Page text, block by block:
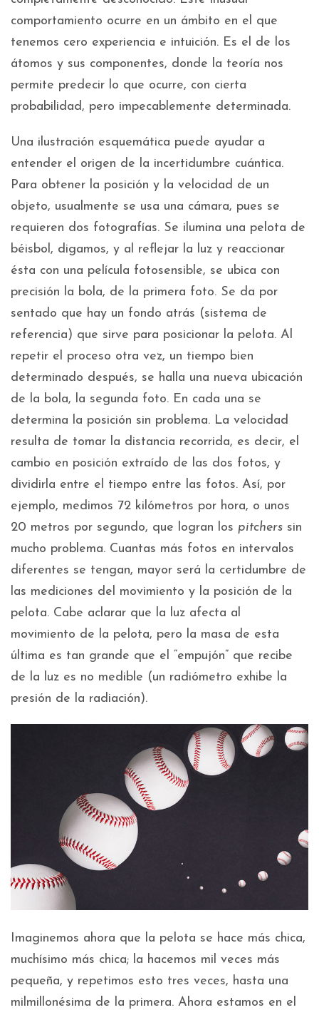
comportamiento ocurre en un ámbito en el que
tenemos cero experiencia e intuición. Es el de los
átomos y sus componentes, donde la teoría nos
permite predecir lo que ocurre, con cierta
probabilidad, pero impecablemente determinada.
Una ilustración esquemática puede ayudar a
entender el origen de la incertidumbre cuántica.
Para obtener la posición y la velocidad de un
objeto, usualmente se usa una cámara, pues se
requieren dos fotografías. Se ilumina una pelota de
béisbol, digamos, y al reflejar la luz y reaccionar
ésta con una película fotosensible, se ubica con
precisión la bola, de la primera foto. Se da por
sentado que hay un fondo atrás (sistema de
referencia) que sirve para posicionar la pelota. Al
repetir el proceso otra vez, un tiempo bien
determinado después, se halla una nueva ubicación
de la bola, la segunda foto. En cada una se
determina la posición sin problema. La velocidad
resulta de tomar la distancia recorrida, es decir, el
cambio en posición extraído de las dos fotos, y
dividirla entre el tiempo entre las fotos. Así, por
ejemplo, medimos 72 kilómetros por hora, o unos
20 metros por segundo, que logran los pitchers sin
mucho problema. Cuantas más fotos en intervalos
diferentes se tengan, mayor será la certidumbre de
las mediciones del movimiento y la posición de la
pelota. Cabe aclarar que la luz afecta al
movimiento de la pelota, pero la masa de esta
última es tan grande que el “empujón” que recibe
de la luz es no medible (un radiómetro exhibe la
presión de la radiación).
Imaginemos ahora que la pelota se hace más chica,
muchísimo más chica; la hacemos mil veces más
pequeña, y repetimos esto tres veces, hasta una
milmillonésima de la primera. Ahora estamos en el